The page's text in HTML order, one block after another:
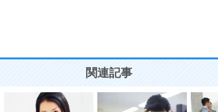
ことが大切。
関連記事